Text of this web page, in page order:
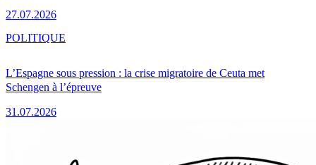
27.07.2026
L’Espagne sous pression : la crise migratoire de Ceuta met
Schengen à l’épreuve
31.07.2026
POLITIQUE